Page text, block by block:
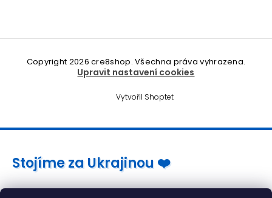
Vytvořil Shoptet
Copyright 2026cre8shop. Všechna práva vyhrazena.
Upravit nastavení cookies
Stojíme za Ukrajinou ❤️